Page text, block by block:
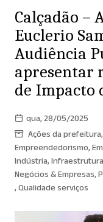
Calçadão –
Euclerio
Audiência
apresentar
de Impacto
qua, 28/05/2025
Ações da prefeitura,
Empreendedorismo,
Indústria,Infraestrutura
Negócios & Empresas,
,Qualidade serviços